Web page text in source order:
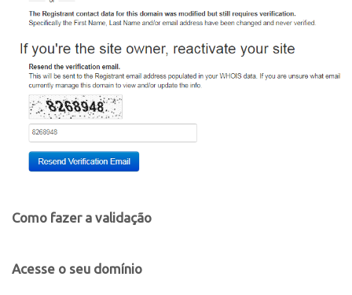
Como fazer a validação
Acesse o seu domínio